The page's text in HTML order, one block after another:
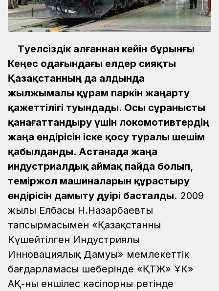
Тәуелсіздік алғаннан кейін бұрынғы
Кеңес одағындағы елдер сияқты
Қазақстанның да алдында
жылжымалы құрам паркін жаңарту
қажеттілігі туындады. Осы сұранысты
қанағаттандыру үшін локомотивтердің
жаңа өндірісін іске қосу туралы шешім
қабылданды. Астанада жаңа
индустриалдық аймақ пайда болып,
теміржол машиналарын құрастыру
өндірісін дамыту дәуірі басталды. 2009
жылы Елбасы Н.Назарбаевтың
тапсырмасымен «Қазақстанның
Күшейтілген Индустриялы
Инновациялық Дамуы» мемлекеттік
бағдарламасы шеңберінде «ҚТЖ» ҰК»
АҚ-ның еншілес кәсіпорны ретінде